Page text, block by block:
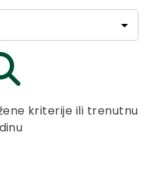
kriterije ili trenutnu